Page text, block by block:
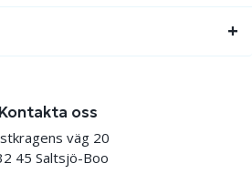
Kontakta oss
väg 20
45 Saltsjö-Boo